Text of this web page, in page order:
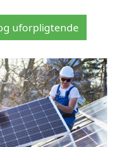
uforpligtende